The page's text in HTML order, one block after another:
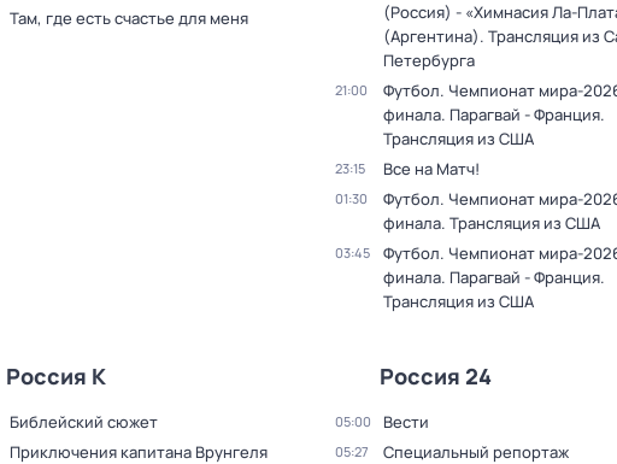
Там, где есть счастье для меня
(Россия) - «Химнасия Ла-
(Аргентина). Трансляция из
Петербурга
21:00
Футбол. Чемпионат мира-
финала. Парагвай - Франция.
Трансляция из США
23:15 Все на Матч!
01:30
Футбол. Чемпионат мира-
финала. Трансляция из США
03:45
Футбол. Чемпионат мира-
финала. Парагвай - Франция.
Трансляция из США
Россия К
Библейский сюжет
Приключения капитана Врунгеля
Россия 24
05:00 Вести
05:27 Специальный репортаж